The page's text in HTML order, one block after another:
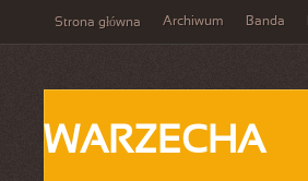
Strona główna Archiwum Banda
WARZECHA